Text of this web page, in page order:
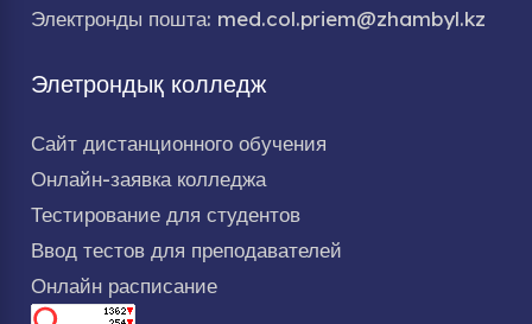
Электронды пошта: med.col.priem@zhambyl.kz
Элетрондық колледж
Сайт дистанционного обучения
Онлайн-заявка колледжа
Тестирование для студентов
Ввод тестов для преподавателей
Онлайн расписание